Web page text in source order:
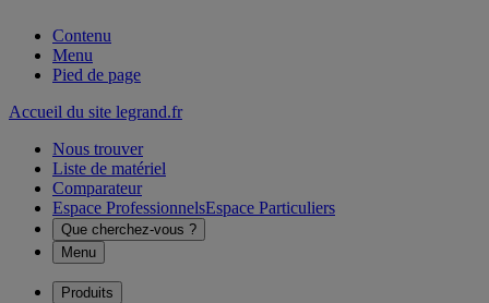
Contenu
Menu
Pied de page
Accueil du site legrand.fr
Nous trouver
Liste de matériel
Comparateur
Espace ProfessionnelsEspace Particuliers
Que cherchez-vous ?
Menu
Produits